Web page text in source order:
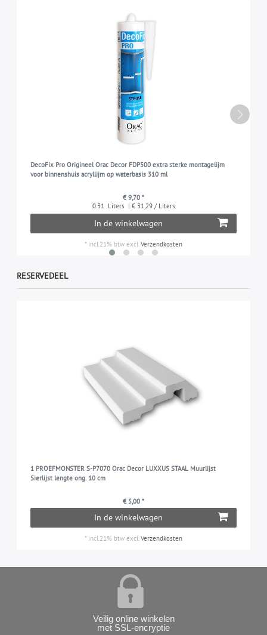
DecoFix Pro Origineel Orac Decor FDP500 extra sterke montagelijm
voor binnenshuis acryllijm op waterbasis 310 ml
€ 9,70 *
0.31 Liters | € 31,29 / Liters
In de winkelwagen
* incl.21% btw excl.Verzendkosten
RESERVEDEEL
1 PROEFMONSTER S-P7070 Orac Decor LUXXUS STAAL Muurlijst
Sierlijst lengte ong. 10 cm
€ 5,00 *
In de winkelwagen
* incl.21% btw excl.Verzendkosten
Veilig online winkelen
met SSL-encryptie